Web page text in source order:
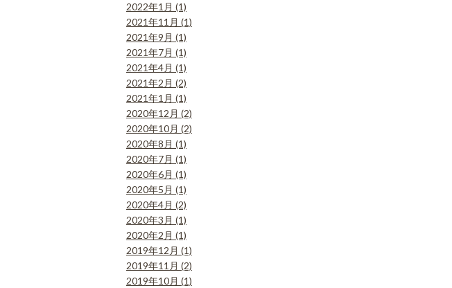
2022年1月 (1)
2021年11月 (1)
2021年9月 (1)
2021年7月 (1)
2021年4月 (1)
2021年2月 (2)
2021年1月 (1)
2020年12月 (2)
2020年10月 (2)
2020年8月 (1)
2020年7月 (1)
2020年6月 (1)
2020年5月 (1)
2020年4月 (2)
2020年3月 (1)
2020年2月 (1)
2019年12月 (1)
2019年11月 (2)
2019年10月 (1)